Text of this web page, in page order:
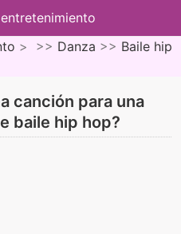
> >> Danza >> Baile hip
canción para una
baile hip hop?